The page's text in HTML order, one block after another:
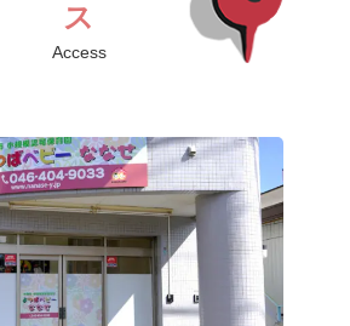
ス
Access